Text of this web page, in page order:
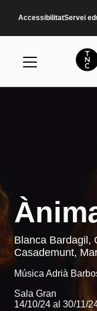
AccessibilitatServei
Blanca Bardagil,
Casademunt,
Música Adrià
Sala Gran
14/10/24 al 30/11/